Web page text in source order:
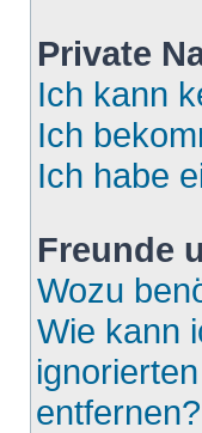
Private
Ich kann
Ich
Ich habe
Freunde
Wozu
Wie kann
entfernen?